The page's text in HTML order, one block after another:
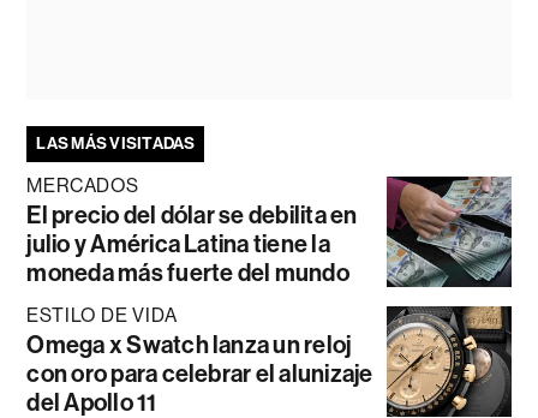
LAS MÁS VISITADAS
MERCADOS
El precio del dólar se debilita en
julio y América Latina tiene la
moneda más fuerte del mundo
ESTILO DE VIDA
Omega x Swatch lanza un reloj
con oro para celebrar el alunizaje
del Apollo 11